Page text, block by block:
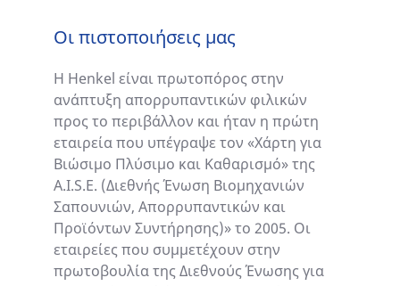
Οι πιστοποιήσεις μας
Η Henkel είναι πρωτοπόρος στην
ανάπτυξη απορρυπαντικών φιλικών
προς το περιβάλλον και ήταν η πρώτη
εταιρεία που υπέγραψε τον «Χάρτη για
Βιώσιμο Πλύσιμο και Καθαρισμό» της
A.I.S.E. (Διεθνής Ένωση Βιομηχανιών
Σαπουνιών, Απορρυπαντικών και
Προϊόντων Συντήρησης)» το 2005. Οι
εταιρείες που συμμετέχουν στην
πρωτοβουλία της Διεθνούς Ένωσης για